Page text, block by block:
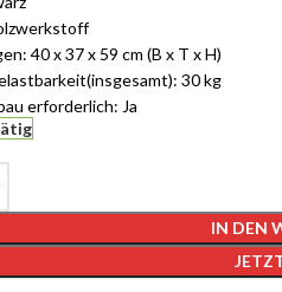
40 x 37 x 59 cm (B x T x H)
30 kg
erforderlich: Ja
IN DEN